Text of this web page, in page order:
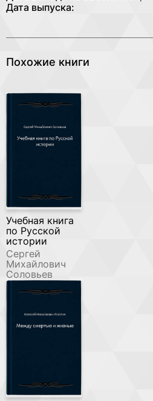
Дата выпуска:
Похожие книги
Учебная книга
по Русской
истории
Сергей
Михайлович
Соловьев